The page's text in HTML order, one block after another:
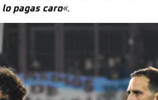
pagas caro«.